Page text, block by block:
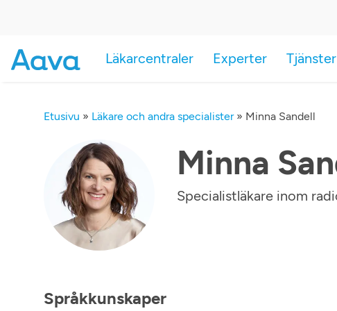
Läkarcentraler Experter Tjänster
Etusivu » Läkare och andra specialister» Minna Sandell
Minna
Specialistläkare inom
Språkkunskaper